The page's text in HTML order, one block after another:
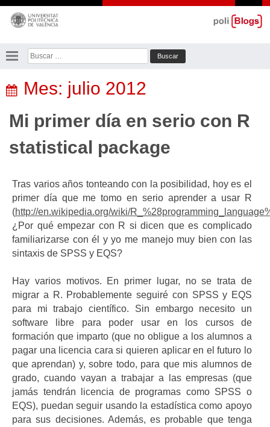
Saltar
contenido
Buscar:
Mes: julio 2012
Mi primer día en serio con R
statistical package
Tras varios años tonteando con la posibilidad, hoy es el
primer día que me tomo en serio aprender a usar R
(http://en.wikipedia.org/wiki/
¿Por qué empezar con R si dicen que es complicado
familiarizarse con él y yo me manejo muy bien con las
sintaxis de SPSS y EQS?
Hay varios motivos. En primer lugar, no se trata de
migrar a R. Probablemente seguiré con SPSS y EQS
para mi trabajo científico. Sin embargo necesito un
software libre para poder usar en los cursos de
formación que imparto (que no obligue a los alumnos a
pagar una licencia cara si quieren aplicar en el futuro lo
que aprendan) y, sobre todo, para que mis alumnos de
grado, cuando vayan a trabajar a las empresas (que
jamás tendrán licencia de programas como SPSS o
EQS), puedan seguir usando la estadística como apoyo
para sus decisiones. Además, es probable que tenga